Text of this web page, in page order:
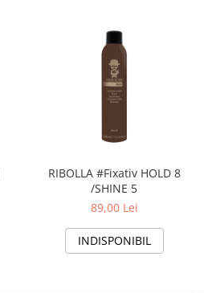
RIBOLLA #Fixativ HOLD 8
/SHINE 5
89,00 Lei
INDISPONIBIL